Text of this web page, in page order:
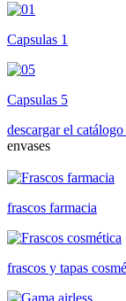
Capsulas 1
Capsulas 5
descargar el catálogo
envases
frascos farmacia
frascos y tapas